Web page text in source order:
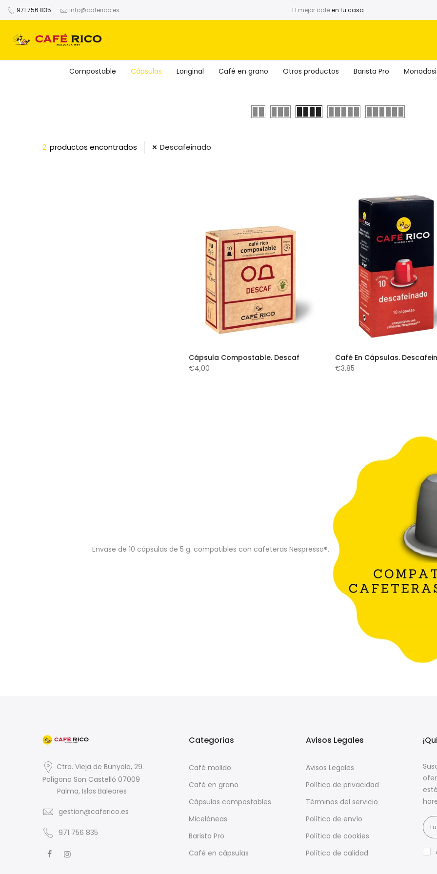
971 756 835 info@caferico.es El mejor caféen tu casa
Compostable Cápsulas Loriginal Café en grano Otros productos Barista Pro
2 productos encontrados Descafeinado
Cápsula Compostable. Descaf
€4,00
Café En Cápsulas.
€3,85
Envase de 10 cápsulas de 5 g. compatibles con cafeteras Nespresso®.
Ctra. Vieja de Bunyola, 29.
Polígono Son Castelló 07009
Palma, Islas Baleares
gestion@caferico.es
971 756 835
Categorias
Café molido
Café en grano
Cápsulas compostables
Miceláneas
Barista Pro
Café en cápsulas
Avisos Legales
Avisos Legales
Política de privacidad
Términos del servicio
Política de envío
Política de cookies
Política de calidad